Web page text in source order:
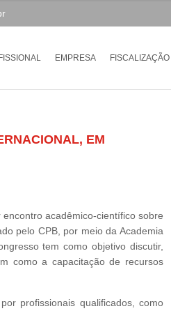
EMPRESA FISCALIZAÇÃO
EM
acadêmico-científico sobre
pelo CPB, por meio da Academia
tem como objetivo discutir,
como a capacitação de recursos
profissionais qualificados, como